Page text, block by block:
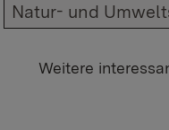
Natur- und
Weitere